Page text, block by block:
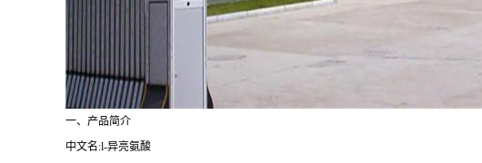
一、产品简介
中文名:l-异亮氨酸